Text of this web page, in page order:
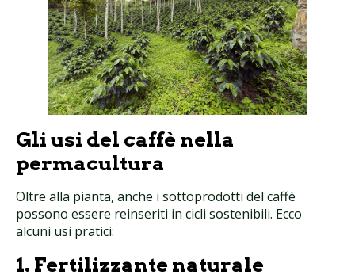
Gli usi del caffè nella
permacultura
Oltre alla pianta, anche i sottoprodotti del caffè
possono essere reinseriti in cicli sostenibili. Ecco
alcuni usi pratici:
1. Fertilizzante naturale